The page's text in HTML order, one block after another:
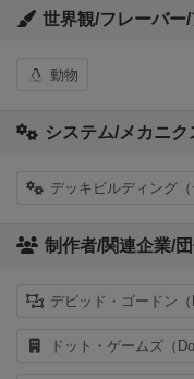
世界観/フレーバー
動物
システム/メカニ
デッキビルディング（
制作者/関連企業/
デビッド・ゴードン（
ドット・ゲームズ（